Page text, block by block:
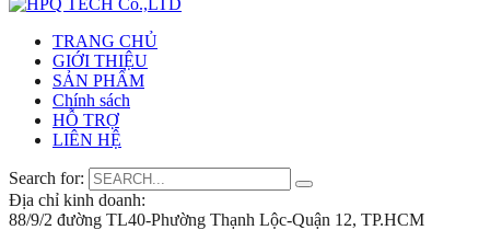
TRANG CHỦ
GIỚI THIỆU
SẢN PHẨM
Chính sách
HỖ TRỢ
LIÊN HỆ
Search for:
Địa chỉ kinh doanh:
88/9/2 đường TL40-Phường Thạnh Lộc-Quận 12, TP.HCM